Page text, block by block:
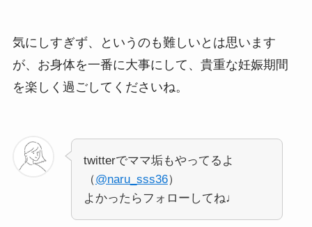
気にしすぎず、というのも難しいとは思います
が、お身体を一番に大事にして、貴重な妊娠期間
を楽しく過ごしてくださいね。
twitterでママ垢もやってるよ
（@naru_sss36）
よかったらフォローしてね♩